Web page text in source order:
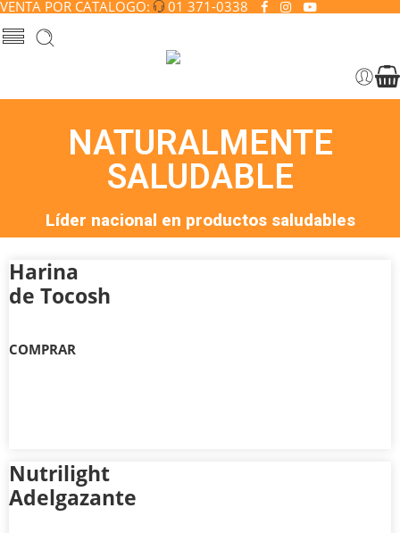
VENTA POR CATALOGO: 01 371-0338
NATURALMENTE
SALUDABLE
Líder nacional en productos saludables
Harina
de Tocosh
COMPRAR
Nutrilight
Adelgazante